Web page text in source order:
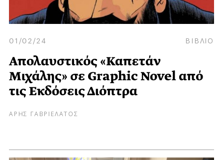
01/02/24 ΒΙΒΛΙΟ
Απολαυστικός «Καπετάν
Μιχάλης» σε Graphic Novel από
τις Εκδόσεις Διόπτρα
ΑΡΗΣ ΓΑΒΡΙΕΛΑΤΟΣ